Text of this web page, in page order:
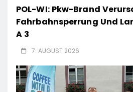
POL-WI: Pkw-Brand
Fahrbahnsperrung Und
A 3
7. AUGUST 2026